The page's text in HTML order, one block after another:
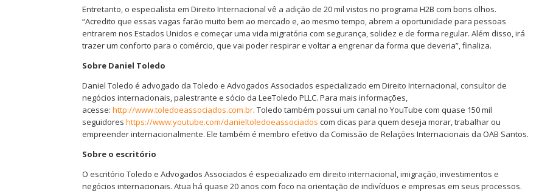
Entretanto, o especialista em Direito Internacional vê a adição de 20 mil vistos no programa H2B com bons olhos.
“Acredito que essas vagas farão muito bem ao mercado e, ao mesmo tempo, abrem a oportunidade para pessoas
entrarem nos Estados Unidos e começar uma vida migratória com segurança, solidez e de forma regular. Além disso, irá
trazer um conforto para o comércio, que vai poder respirar e voltar a engrenar da forma que deveria”, finaliza.
Sobre Daniel Toledo
Daniel Toledo é advogado da Toledo e Advogados Associados especializado em Direito Internacional, consultor de
negócios internacionais, palestrante e sócio da LeeToledo PLLC. Para mais informações,
acesse: http://www.toledoeassociados.com.br. Toledo também possui um canal no YouTube com quase 150 mil
seguidores https://www.youtube.com/danieltoledoeassociados com dicas para quem deseja morar, trabalhar ou
empreender internacionalmente. Ele também é membro efetivo da Comissão de Relações Internacionais da OAB Santos.
Sobre o escritório
O escritório Toledo e Advogados Associados é especializado em direito internacional, imigração, investimentos e
negócios internacionais. Atua há quase 20 anos com foco na orientação de indivíduos e empresas em seus processos.